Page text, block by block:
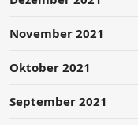
November 2021
Oktober 2021
September 2021